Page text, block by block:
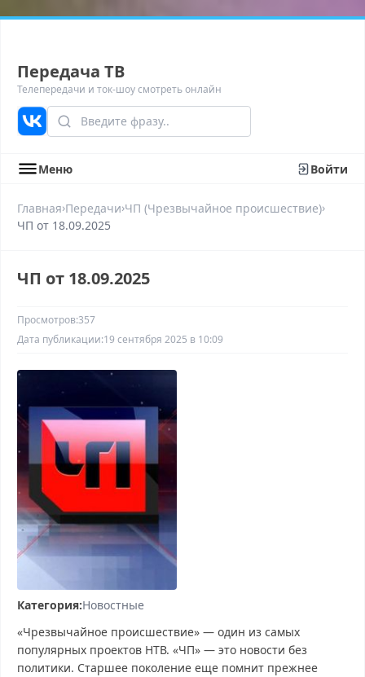
Передача ТВ
Телепередачи и ток-шоу смотреть онлайн
Меню Войти
Главная›Передачи›ЧП (Чрезвычайное происшествие)›
ЧП от 18.09.2025
ЧП от 18.09.2025
Просмотров:357
Дата публикации:19 сентября 2025 в 10:09
Категория:Новостные
«Чрезвычайное происшествие» — один из самых
популярных проектов НТВ. «ЧП» — это новости без
политики. Старшее поколение еще помнит прежнее